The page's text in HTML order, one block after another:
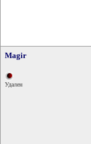
Magir
Удален